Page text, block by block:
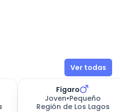
Ver todas
Fígaro
Joven•Pequeño
Región de Los Lagos